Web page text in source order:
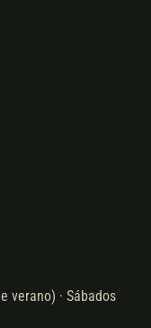
verano) · Sábados